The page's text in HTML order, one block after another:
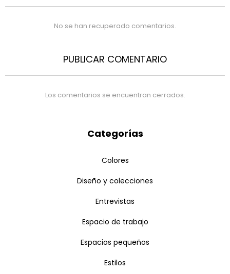
No se han recuperado comentarios.
PUBLICAR COMENTARIO
Los comentarios se encuentran cerrados.
Categorías
Colores
Diseño y colecciones
Entrevistas
Espacio de trabajo
Espacios pequeños
Estilos